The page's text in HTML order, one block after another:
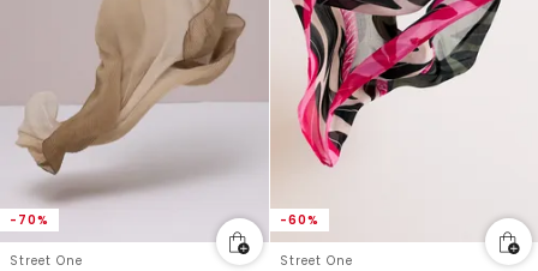
-70%
Street One
-60%
Street One